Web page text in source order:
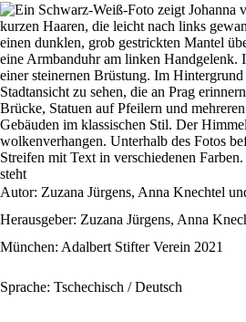
Autor: Zuzana Jürgens, Anna Knechtel
Herausgeber: Zuzana Jürgens, Anna
München: Adalbert Stifter Verein 2021
Sprache: Tschechisch / Deutsch